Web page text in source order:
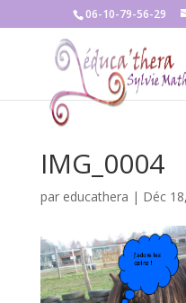
06-10-79-56-29
IMG_0004
par educathera | Déc